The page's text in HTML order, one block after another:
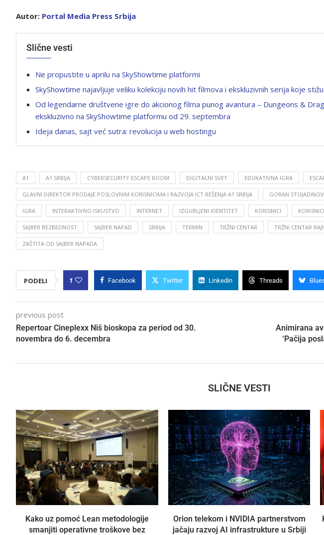
Autor: Portal Media Press Srbija
Slične vesti
Ne propustite u aprilu na SkyShowtime platformi
SkyShowtime najavljuje veliku kolekciju novih hit filmova i ekskluzivnih serija koje
Od legendarne društvene igre do akcionog filma punog avantura – Dungeons &
ekskluzivno na SkyShowtime platformu od 29. septembra
Ideja danas, sajt već sutra: revolucija u web hostingu
A1 A1 SRBIJA CYBERSECURITY ESCAPE ROOM DIGITALNI SVET EDUKATIVNA IGRA
GLAVNI DIREKTOR PRODAJE POSLOVNIM KORISNICIMA I RAZVOJA ICT REŠENJA A1 SRBIJA GORAN
IGRA INTERAKTIVNO ISKUSTVO INTERNET IZGUBLJENI IDENTITET KORISNICI
SAJBER BEZBEDNOST SAJBER NAPAD SRBIJA TERMIN TRŽNI CENTAR TRŽNI CENTAR
ZAŠTITA OD SAJBER NAPADA
PODELI 1 Facebook Twitter Linkedin Threads
previous post
Repertoar Cineplexx Niš bioskopa za period od 30.
novembra do 6. decembra
Animirana
‘Pačija
SLIČNE VESTI
Kako uz pomoć Lean metodologije
smanjiti operativne troškove bez
Orion telekom i NVIDIA partnerstvom
jačaju razvoj AI infrastrukture u Srbiji